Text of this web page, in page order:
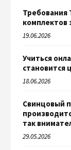
Требования
19.06.2026
Учиться
становится
18.06.2026
Свинцовый
так
29.05.2026